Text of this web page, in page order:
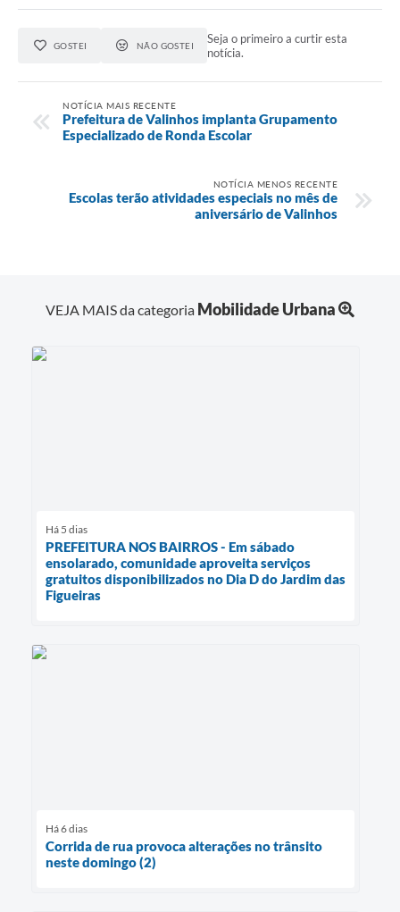
GOSTEI NÃO GOSTEI
Seja o primeiro a curtir esta
notícia.
NOTÍCIA MAIS RECENTE
Prefeitura de Valinhos implanta Grupamento
Especializado de Ronda Escolar
NOTÍCIA MENOS RECENTE
Escolas terão atividades especiais no mês de
aniversário de Valinhos
VEJA MAIS da categoria Mobilidade Urbana
Há 5 dias
PREFEITURA NOS BAIRROS - Em sábado
ensolarado, comunidade aproveita serviços
gratuitos disponibilizados no Dia D do Jardim das
Figueiras
Há 6 dias
Corrida de rua provoca alterações no trânsito
neste domingo (2)